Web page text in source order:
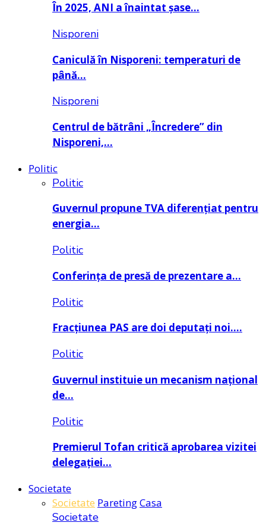
În 2025, ANI a înaintat șase…
Nisporeni
Caniculă în Nisporeni: temperaturi de
până…
Nisporeni
Centrul de bătrâni „Încredere” din
Nisporeni,…
Politic
Politic
Guvernul propune TVA diferențiat pentru
energia…
Politic
Conferința de presă de prezentare a…
Politic
Fracțiunea PAS are doi deputați noi….
Politic
Guvernul instituie un mecanism național
de…
Politic
Premierul Tofan critică aprobarea vizitei
delegației…
Societate
Societate ParetingCasa
Societate